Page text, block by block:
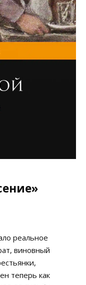
реальное
виновный
теперь как